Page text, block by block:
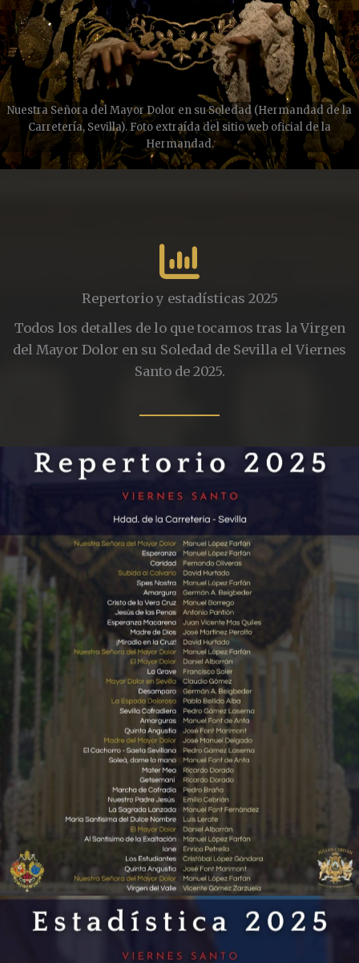
Nuestra Señora del Mayor Dolor en su Soledad (Hermandad de la
Carretería, Sevilla). Foto extraída del sitio web oficial de la
Hermandad.
Repertorio y estadísticas 2025
Todos los detalles de lo que tocamos tras la Virgen
del Mayor Dolor en su Soledad de Sevilla el Viernes
Santo de 2025.